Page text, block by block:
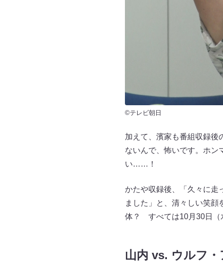
©テレビ朝日
加えて、濱家も番組収録
ないんで、怖いです。ホン
い……！
かたや収録後、「久々に走
ました」と、清々しい笑
体？ すべては10月30日（
山内 vs. ウルフ